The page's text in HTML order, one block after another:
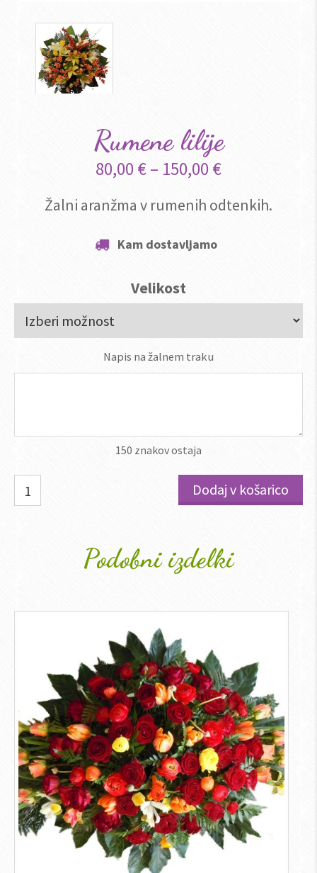
Rumene lilije
80,00€– 150,00 €
Žalni aranžma v rumenih odtenkih.
Kam dostavljamo
Velikost
Napis na žalnem traku
150 znakov ostaja
Rumene
Dodaj v košarico
Podobni izdelki